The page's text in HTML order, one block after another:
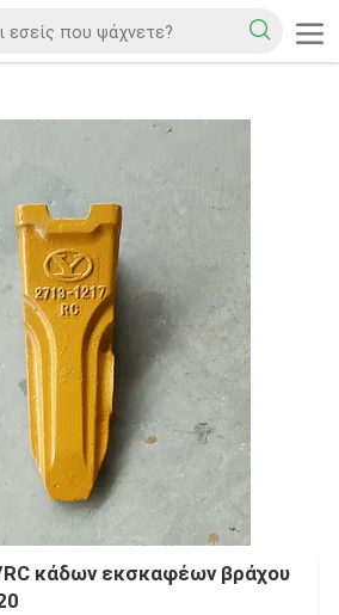
κάδων εκσκαφέων βράχου